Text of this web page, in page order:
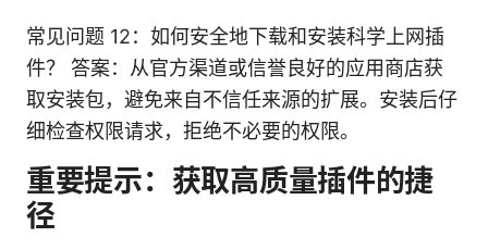
常见问题 12：如何安全地下载和安装科学上网插
件？ 答案：从官方渠道或信誉良好的应用商店获
取安装包，避免来自不信任来源的扩展。安装后仔
细检查权限请求，拒绝不必要的权限。
重要提示：获取高质量插件的捷
径